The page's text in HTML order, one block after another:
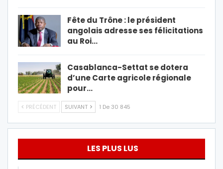
Fête du Trône : le président
angolais adresse ses félicitations
au Roi…
Casablanca-Settat se dotera
d’une Carte agricole régionale
pour…
PRÉCÉDENT SUIVANT 1 De 30 845
LES PLUS LUS